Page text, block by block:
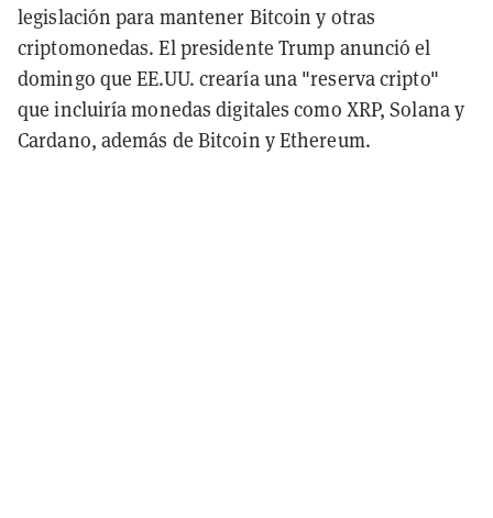
legislación para mantener Bitcoin y otras
criptomonedas. El presidente Trump anunció el
domingo que EE.UU. crearía una "reserva cripto"
que incluiría monedas digitales como XRP, Solana y
Cardano, además de Bitcoin y Ethereum.